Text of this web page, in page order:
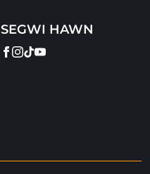
SEGWI HAWN
FACEBOOK
INSTAGRAM
TIKTOK
YOUTUBE